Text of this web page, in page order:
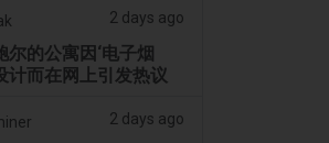
2 days ago
尔的公寓因‘电子烟
计而在网上引发热议
2 days ago